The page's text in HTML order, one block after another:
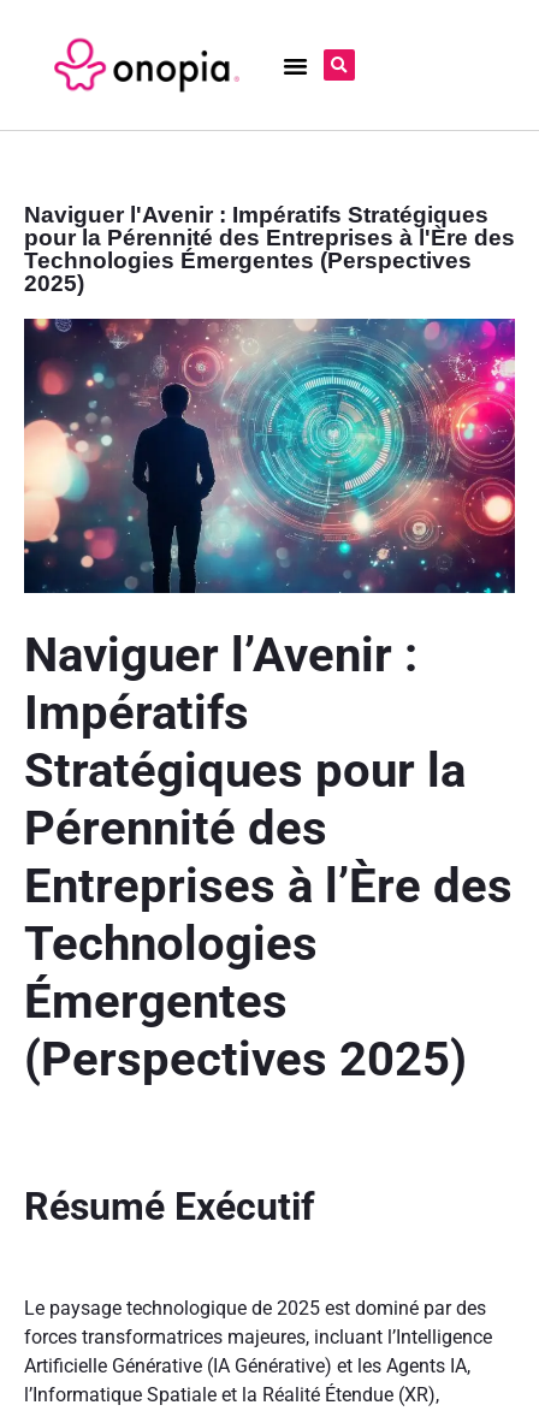
Naviguer l'Avenir : Impératifs Stratégiques
pour la Pérennité des Entreprises à l'Ère des
Technologies Émergentes (Perspectives
2025)
Naviguer l’Avenir :
Impératifs
Stratégiques pour la
Pérennité des
Entreprises à l’Ère des
Technologies
Émergentes
(Perspectives 2025)
Résumé Exécutif
Le paysage technologique de 2025 est dominé par des
forces transformatrices majeures, incluant l’Intelligence
Artificielle Générative (IA Générative) et les Agents IA,
l’Informatique Spatiale et la Réalité Étendue (XR),